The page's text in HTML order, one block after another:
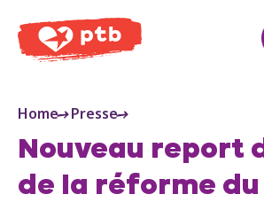
PTB
Home Presse
Nouveau report
de la réforme du